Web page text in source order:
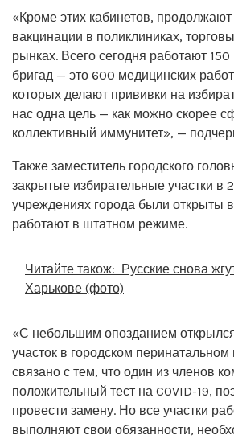
«Кроме этих кабинетов, продолжают
вакцинации в поликлиниках,
рынках. Всего сегодня работают
бригад — это 600 медицинских
которых делают прививки на
нас одна цель — как можно скорее
коллективный иммунитет», —
Также заместитель городского
закрытые избирательные участки в
учреждениях города были открыты
работают в штатном режиме.
Читайте також: Русские снова
Харькове (фото)
«С небольшим опозданием
участок в городском перинатальном
связано с тем, что один из членов
положительный тест на COVID-19,
провести замену. Но все участки
выполняют свои обязанности,